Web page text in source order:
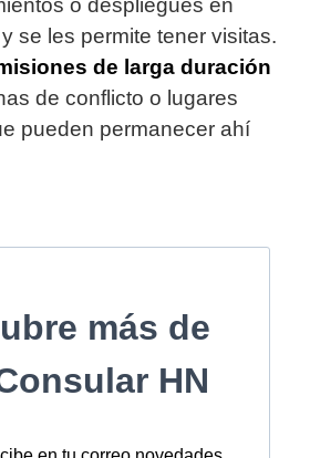
o despliegues en
se les permite tener visitas.
de larga duración
de conflicto o lugares
pueden permanecer ahí